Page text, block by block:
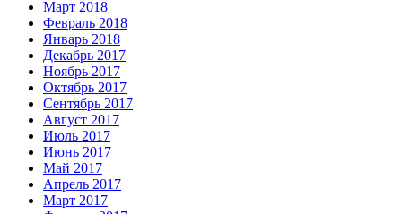
Март 2018
Февраль 2018
Январь 2018
Декабрь 2017
Ноябрь 2017
Октябрь 2017
Сентябрь 2017
Август 2017
Июль 2017
Июнь 2017
Май 2017
Апрель 2017
Март 2017